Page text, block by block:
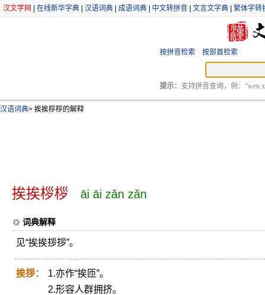
汉文学网 在线新华字典 汉语词典 成语词典 中文转拼音 文言文字典 繁体字转
按拼音检索 按部首检索
提示： 支持拼音查询，例：“wen
汉语词典> 挨挨桚桚的解释
挨挨桚桚 āi āi zǎn zǎn
词典解释
见“挨挨拶拶”。
挨拶：
1.亦作“挨匝”。
2.形容人群拥挤。